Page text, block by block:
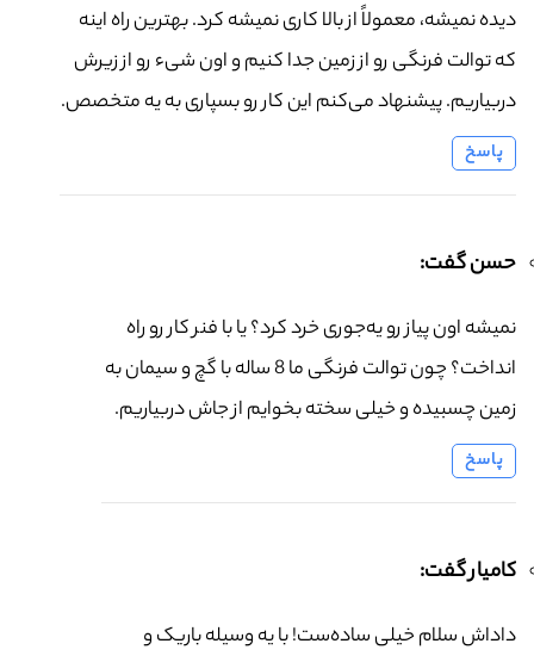
دیده نمیشه، معمولاً از بالا کاری نمیشه کرد. بهترین راه اینه
که توالت فرنگی رو از زمین جدا کنیم و اون شیء رو از زیرش
دربیاریم. پیشنهاد می‌کنم این کار رو بسپاری به یه متخصص.
پاسخ
حسن گفت:
نمیشه اون پیاز رو یه‌جوری خرد کرد؟ یا با فنر کار رو راه
انداخت؟ چون توالت فرنگی ما 8 ساله با گچ و سیمان به
زمین چسبیده و خیلی سخته بخوایم از جاش دربیاریم.
پاسخ
کامیار گفت:
داداش سلام خیلی ساده‌ست! با یه وسیله باریک و